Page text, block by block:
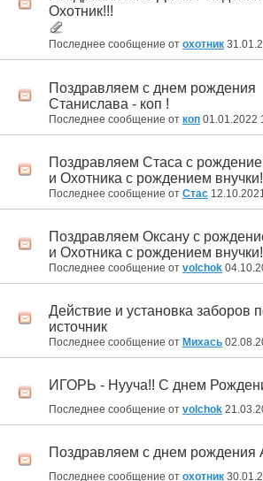
Охотник!!!
Последнее сообщение от охотник
Поздравляем с днем рождения
Станислава - коп !
Последнее сообщение от коп 01.01.2022
Поздравляем Стаса с
и Охотника с рождением
Последнее сообщение от Стас 12.10.2021
Поздравляем Оксану с
и Охотника с рождением
Последнее сообщение от volchok
Действие и установка заборов
источник
Последнее сообщение от Михась
ИГОРЬ - Нууча!! С днем
Последнее сообщение от volchok
Поздравляем с днем рождения
Последнее сообщение от охотник